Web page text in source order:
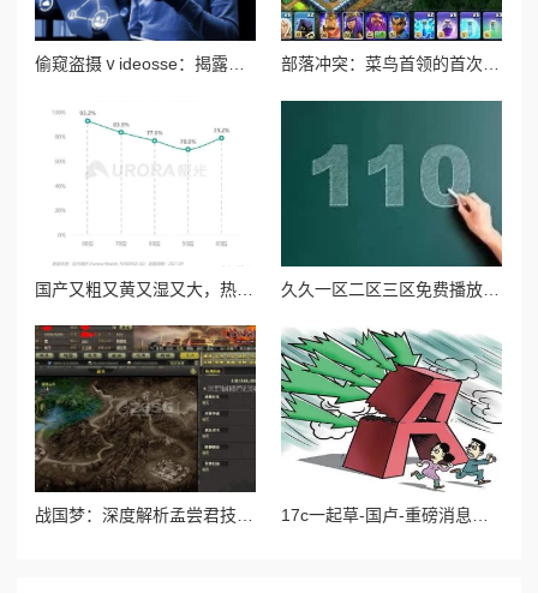
偷窥盗摄ⅴideosse：揭露隐私侵犯背后的黑暗产业链与受害者的无奈心声 部落冲突：菜鸟首领的首次部落改革尝试与初体验纪实
久久一区二区三区免费播放：最新影视资源上线，畅享无限精彩内容，尽在指尖轻松获取！